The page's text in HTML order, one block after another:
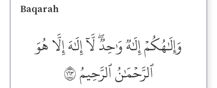
Baqarah
وَإِلَٰهُكُمۡ إِلَٰهٞ وَٰحِدٞۖ لَّآ إِلَٰهَ إِلَّا هُوَ
ٱلرَّحۡمَٰنُ ٱلرَّحِيمُ ١٦٣